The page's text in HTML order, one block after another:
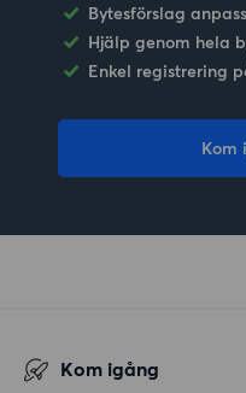
Bytesförslag
Hjälp genom hela
Enkel registrering
Kom
Kom igång